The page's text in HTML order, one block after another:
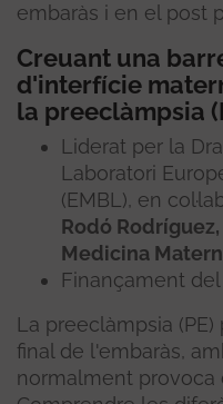
embaràs i en el post
Creuant una
d'interfície
la preeclàmpsia
Liderat per la
Laboratori
(EMBL), en
Rodó
Medicina
Finançament
La preeclàmpsia
final de l'embaràs,
normalment provoca